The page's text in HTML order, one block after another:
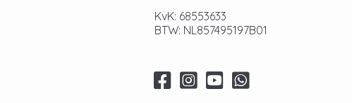
KvK: 68553633
BTW: NL857495197B01